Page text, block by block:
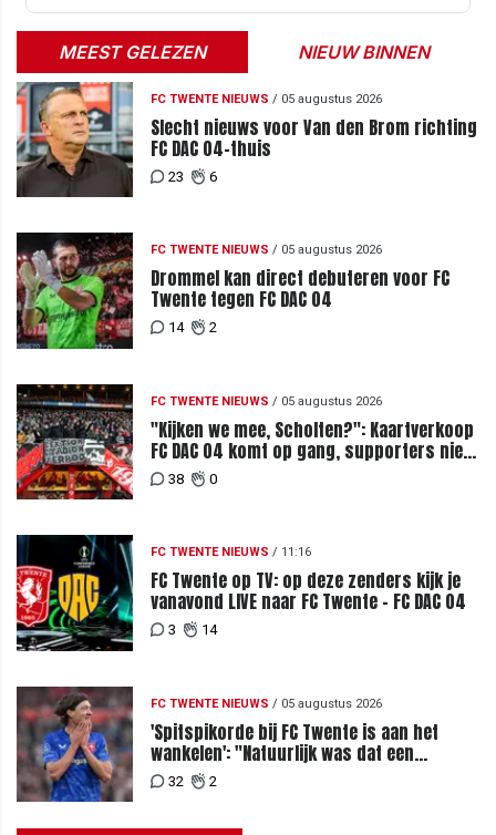
MEEST GELEZEN NIEUW BINNEN
FC TWENTE NIEUWS / 05 augustus 2026
Slecht nieuws voor Van den Brom richting
FC DAC 04-thuis
23 6
FC TWENTE NIEUWS / 05 augustus 2026
Drommel kan direct debuteren voor FC
Twente tegen FC DAC 04
14 2
FC TWENTE NIEUWS / 05 augustus 2026
"Kijken we mee, Scholten?": Kaartverkoop
FC DAC 04 komt op gang, supporters niet
blij met ticketprijzen
38 0
FC TWENTE NIEUWS / 11:16
FC Twente op TV: op deze zenders kijk je
vanavond LIVE naar FC Twente - FC DAC 04
3 14
FC TWENTE NIEUWS / 05 augustus 2026
'Spitspikorde bij FC Twente is aan het
wankelen': "Natuurlijk was dat een
signaal"
32 2